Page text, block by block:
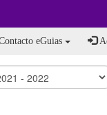
eGuias